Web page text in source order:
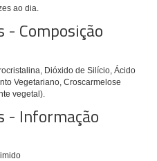
ao dia.
- Composição
Dióxido de Silício, Ácido
Vegetariano, Croscarmelose
vegetal).
- Informação